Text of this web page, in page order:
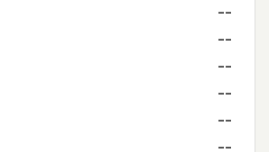
--
--
--
--
--
--